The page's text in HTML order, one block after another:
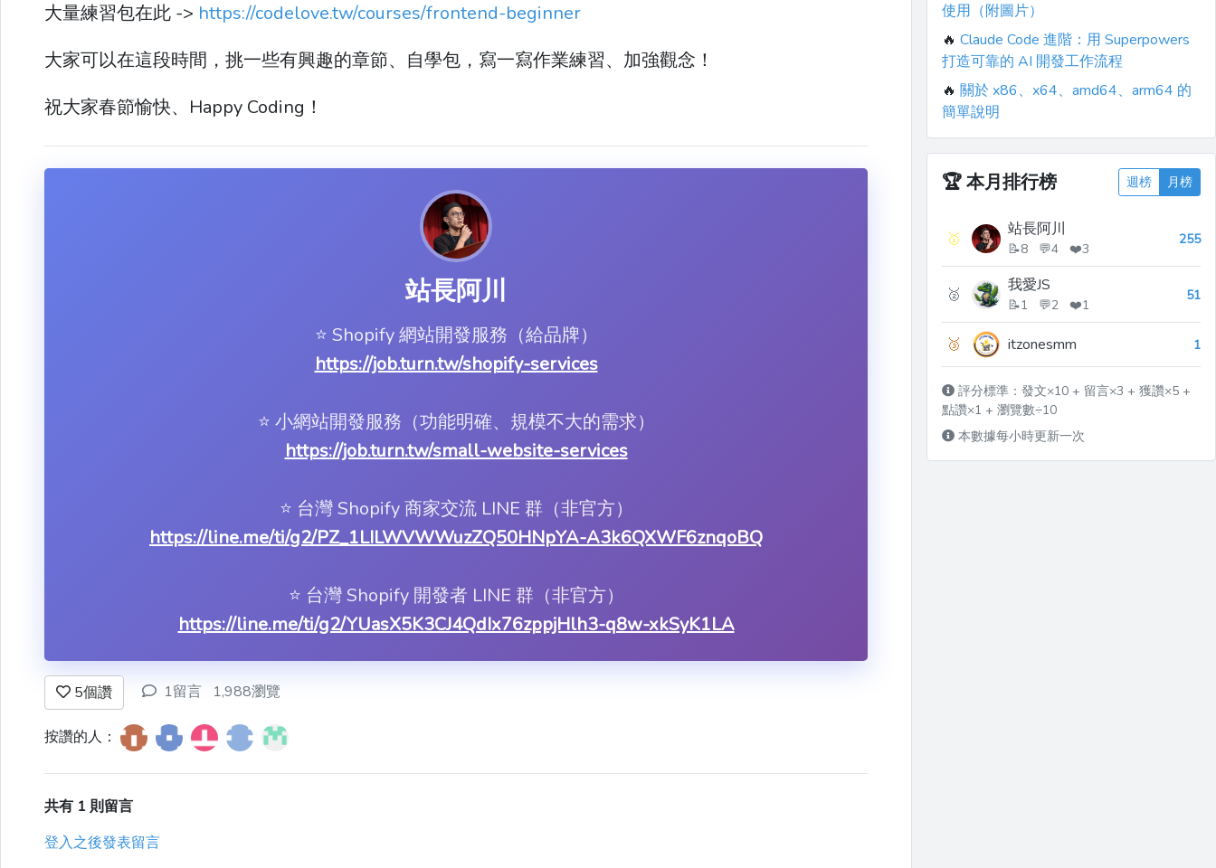
大量練習包在此 -> https://codelove.tw/courses/frontend-beginner
大家可以在這段時間，挑一些有興趣的章節、自學包，寫一寫作業練習、加強觀念！
祝大家春節愉快、Happy Coding！
站長阿川
⭐️ Shopify 網站開發服務（給品牌）
https://job.turn.tw/shopify-services
⭐️ 小網站開發服務（功能明確、規模不大的需求）
https://job.turn.tw/small-website-services
⭐️ 台灣 Shopify 商家交流 LINE 群（非官方）
https://line.me/ti/g2/PZ_1LILWVWWuzZQ50HNpYA-A3k6QXWF6znqoBQ
⭐️ 台灣 Shopify 開發者 LINE 群（非官方）
https://line.me/ti/g2/YUasX5K3CJ4QdIx76zppjHlh3-q8w-xkSyK1LA
5個讚 1留言 1,988瀏覽
按讚的人：
共有 1 則留言
登入之後發表留言
使用（附圖片）
🔥 Claude Code 進階：用 Superpowers
打造可靠的 AI 開發工作流程
🔥 關於 x86、x64、amd64、arm64 的
簡單說明
🏆本月排行榜 週榜 月榜
🥇 站長阿川
📝8 💬4 ❤️3
255
🥈 我愛JS
📝1 💬2 ❤️1
51
🥉 itzonesmm 1
評分標準：發文×10 + 留言×3 + 獲讚×5 +
點讚×1 + 瀏覽數÷10
本數據每小時更新一次